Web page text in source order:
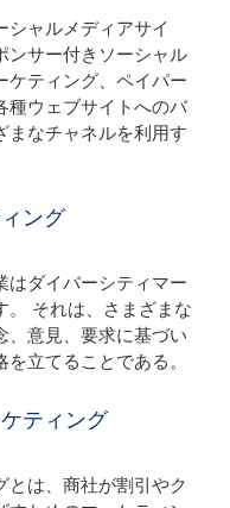
シャルメディアサイ
ンサー付きソーシャル
ケティング、ペイパー
種ウェブサイトへのバ
まなチャネルを利用す
ング
はダイバーシティマー
。 それは、さまざまな
、意見、要求に基づい
立てることである。
ティング
とは、商社が割引やク